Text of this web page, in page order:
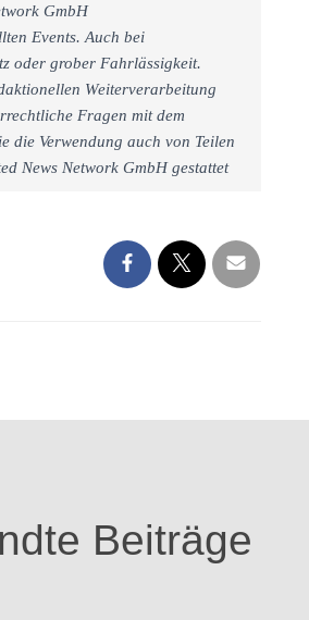
GmbH
Events. Auch bei
oder grober Fahrlässigkeit.
Weiterverarbeitung
Fragen mit dem
die Verwendung auch von Teilen
News Network GmbH gestattet
Beiträge